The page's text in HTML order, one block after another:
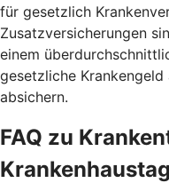
für gesetzlich
Zusatzversicherungen
einem
gesetzliche
absichern.
FAQ zu